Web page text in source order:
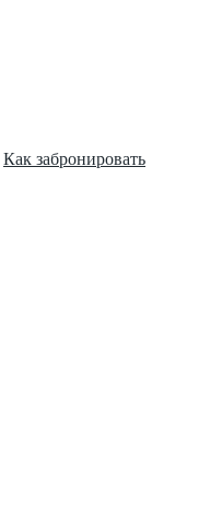
Как забронировать